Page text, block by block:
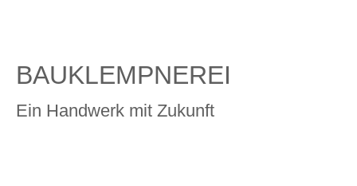
BAUKLEMPNEREI
Ein Handwerk mit Zukunft